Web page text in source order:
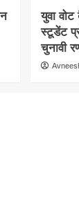
युवा
स्टूडेंट
चुनावी